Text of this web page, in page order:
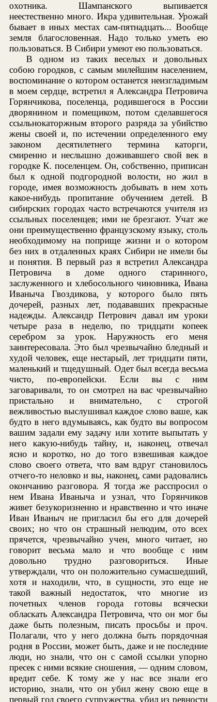
охотника. Шампанского выпивается
неестественно много. Икра удивительная. Урожай
бывает в иных местах сам-пятнадцать... Вообще
земля благословенная. Надо только уметь ею
пользоваться. В Сибири умеют ею пользоваться.
В одном из таких веселых и довольных
собою городков, с самым милейшим населением,
воспоминание о котором останется неизгладимым
в моем сердце, встретил я Александра Петровича
Горянчикова, поселенца, родившегося в России
дворянином и помещиком, потом сделавшегося
ссыльнокаторжным второго разряда за убийство
жены своей и, по истечении определенного ему
законом десятилетнего термина каторги,
смиренно и неслышно доживавшего свой век в
городке К. поселенцем. Он, собственно, приписан
был к одной подгородной волости, но жил в
городе, имея возможность добывать в нем хоть
какое-нибудь пропитание обучением детей. В
сибирских городах часто встречаются учителя из
ссыльных поселенцев; ими не брезгают. Учат же
они преимущественно французскому языку, столь
необходимому на поприще жизни и о котором
без них в отдаленных краях Сибири не имели бы
и понятия. В первый раз я встретил Александра
Петровича в доме одного старинного,
заслуженного и хлебосольного чиновника, Ивана
Иваныча Гвоздикова, у которого было пять
дочерей, разных лет, подававших прекрасные
надежды. Александр Петрович давал им уроки
четыре раза в неделю, по тридцати копеек
серебром за урок. Наружность его меня
заинтересовала. Это был чрезвычайно бледный и
худой человек, еще нестарый, лет тридцати пяти,
маленький и тщедушный. Одет был всегда весьма
чисто, по-европейски. Если вы с ним
заговаривали, то он смотрел на вас чрезвычайно
пристально и внимательно, с строгой
вежливостью выслушивал каждое слово ваше, как
будто в него вдумываясь, как будто вы вопросом
вашим задали ему задачу или хотите выпытать у
него какую-нибудь тайну, и, наконец, отвечал
ясно и коротко, но до того взвешивая каждое
слово своего ответа, что вам вдруг становилось
отчего-то неловко и вы, наконец, сами радовались
окончанию разговора. Я тогда же расспросил о
нем Ивана Иваныча и узнал, что Горянчиков
живет безукоризненно и нравственно и что иначе
Иван Иваныч не пригласил бы его для дочерей
своих; но что он страшный нелюдим, ото всех
прячется, чрезвычайно учен, много читает, но
говорит весьма мало и что вообще с ним
довольно трудно разговориться. Иные
утверждали, что он положительно сумасшедший,
хотя и находили, что, в сущности, это еще не
такой важный недостаток, что многие из
почетных членов города готовы всячески
обласкать Александра Петровича, что он мог бы
даже быть полезным, писать просьбы и проч.
Полагали, что у него должна быть порядочная
родня в России, может быть, даже и не последние
люди, но знали, что он с самой ссылки упорно
пресек с ними всякие сношения, — одним словом,
вредит себе. К тому же у нас все знали его
историю, знали, что он убил жену свою еще в
первый год своего супружества, убил из ревности